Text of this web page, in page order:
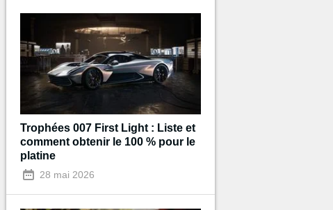
Trophées 007 First Light : Liste et
comment obtenir le 100 % pour le
platine
28 mai 2026